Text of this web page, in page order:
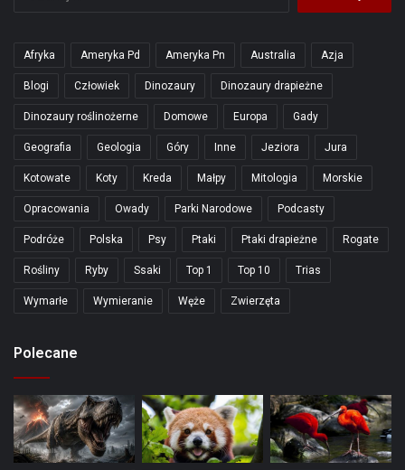
Afryka Ameryka Pd Ameryka Pn Australia Azja
Blogi Człowiek Dinozaury Dinozaury drapieżne
Dinozaury roślinożerne Domowe Europa Gady
Geografia Geologia Góry Inne Jeziora Jura
Kotowate Koty Kreda Małpy Mitologia Morskie
Opracowania Owady Parki Narodowe Podcasty
Podróże Polska Psy Ptaki Ptaki drapieżne Rogate
Rośliny Ryby Ssaki Top 1 Top 10 Trias
Wymarłe Wymieranie Węże Zwierzęta
Polecane